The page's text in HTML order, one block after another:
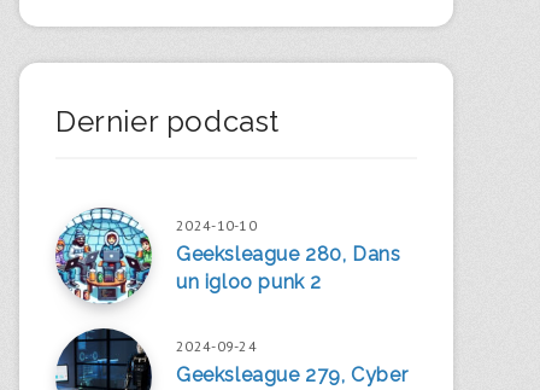
Dernier podcast
2024-10-10
Geeksleague 280, Dans
un igloo punk 2
2024-09-24
Geeksleague 279, Cyber